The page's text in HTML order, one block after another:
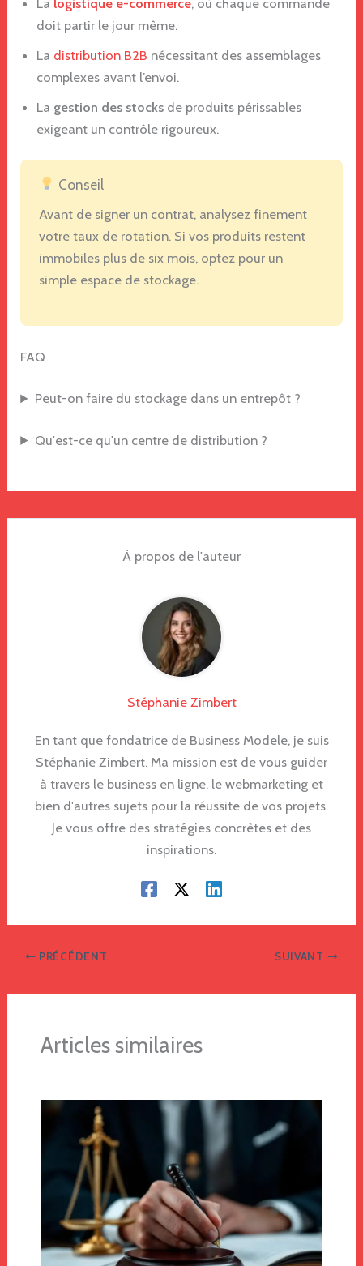
doit partir le jour même.
La distribution B2B nécessitant des assemblages
complexes avant l’envoi.
La gestion des stocks de produits périssables
exigeant un contrôle rigoureux.
Conseil
Avant de signer un contrat, analysez finement
votre taux de rotation. Si vos produits restent
immobiles plus de six mois, optez pour un
simple espace de stockage.
FAQ
Peut-on faire du stockage dans un entrepôt ?
Qu'est-ce qu'un centre de distribution ?
À propos de l'auteur
Stéphanie Zimbert
En tant que fondatrice de Business Modele, je suis
Stéphanie Zimbert. Ma mission est de vous guider
à travers le business en ligne, le webmarketing et
bien d'autres sujets pour la réussite de vos projets.
Je vous offre des stratégies concrètes et des
inspirations.
PRÉCÉDENT SUIVANT
Articles similaires